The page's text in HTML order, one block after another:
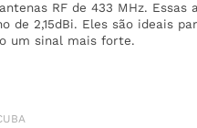
RF de 433 MHz.
de 2,15dBi. Eles são ideais
um sinal mais forte.